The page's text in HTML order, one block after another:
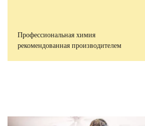
Профессиональная химия
рекомендованная производителем